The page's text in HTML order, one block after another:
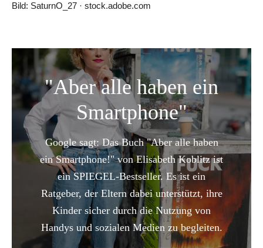
Bild: SaturnO_27 · stock.adobe.com
"Aber alle haben ein
Smartphone"
Google sagt: Das Buch "Aber alle haben
ein Smartphone!" von Elisabeth Koblitz ist
ein SPIEGEL-Bestseller. Es ist ein
Ratgeber, der Eltern dabei unterstützt, ihre
Kinder sicher durch die Nutzung von
Handys und sozialen Medien zu begleiten.